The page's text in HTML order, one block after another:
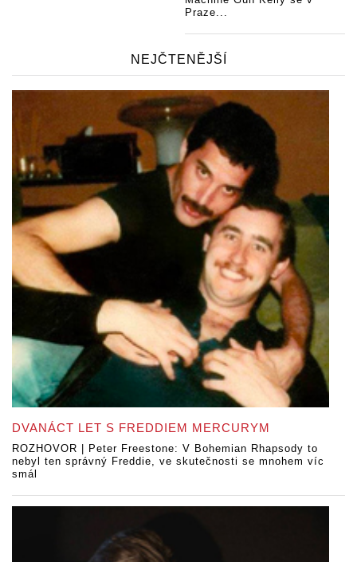
Praze...
NEJČTENĚJŠÍ
DVANÁCT LET S FREDDIEM MERCURYM
ROZHOVOR | Peter Freestone: V Bohemian Rhapsody to
nebyl ten správný Freddie, ve skutečnosti se mnohem víc
smál